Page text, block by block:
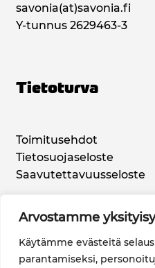
Arvostamme
Käytämme evästeitä
parantamiseksi,
savonia(at)savonia.fi
Y-tunnus 2629463-3
Tietoturva
Toimitusehdot
Tietosuojaseloste
Saavutettavuusseloste
Sosiaalinen Media